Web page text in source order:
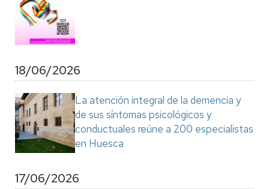
18/06/2026
La atención integral de la demencia y
de sus síntomas psicológicos y
conductuales reúne a 200 especialistas
en Huesca
17/06/2026